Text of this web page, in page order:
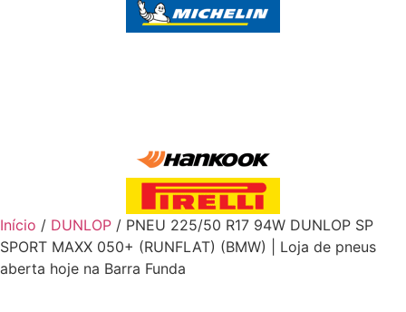
Início / DUNLOP / PNEU 225/50 R17 94W DUNLOP SP
SPORT MAXX 050+ (RUNFLAT) (BMW) | Loja de pneus
aberta hoje na Barra Funda